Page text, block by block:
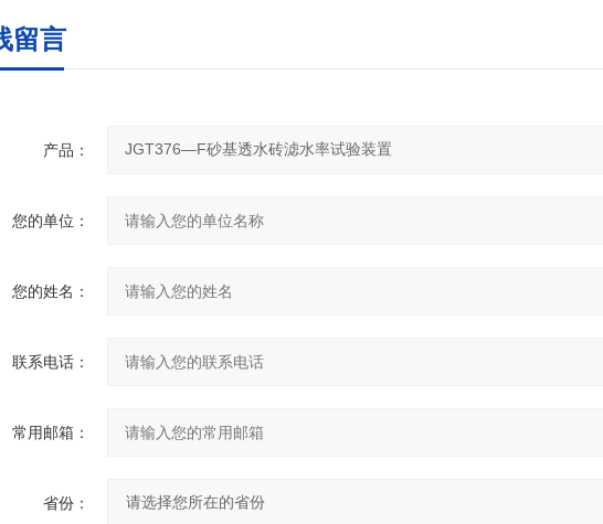
留言
产品：
您的单位：
您的姓名：
联系电话：
常用邮箱：
省份：